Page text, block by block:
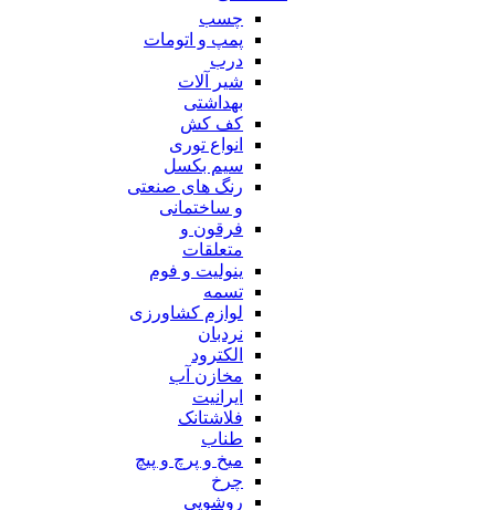
چسب
پمپ و اتومات
درب
شیر آلات
بهداشتی
کف کش
انواع توری
سیم بکسل
رنگ های صنعتی
و ساختمانی
فرقون و
متعلقات
ینولیت و فوم
تسمه
لوازم کشاورزی
نردبان
الکترود
مخازن آب
ایرانیت
فلاشتانک
طناب
میخ و پرچ و پیچ
چرخ
روشویی